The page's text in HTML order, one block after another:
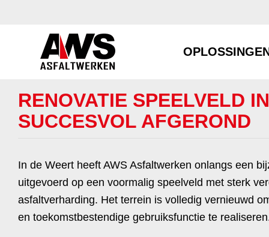
RENOVATIE SPEELVELD
SUCCESVOL AFGEROND
In de Weert heeft AWS Asfaltwerken onlangs een
uitgevoerd op een voormalig speelveld met sterk
asfaltverharding. Het terrein is volledig vernieuwd
en toekomstbestendige gebruiksfunctie te